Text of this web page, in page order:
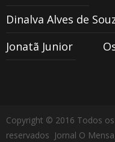
Dinalva Alves de
Jonatã Junior
Copyright © 2016 Todos
reservados Jornal O